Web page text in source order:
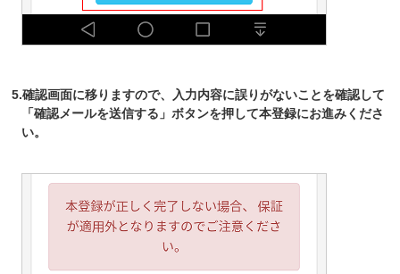
5.確認画面に移りますので、入力内容に誤りがないことを確認して
「確認メールを送信する」ボタンを押して本登録にお進みくださ
い。